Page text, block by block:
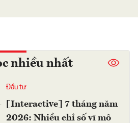
nhiều nhất
Đầu tư
[Interactive] 7 tháng năm
2026: Nhiều chỉ số vĩ mô